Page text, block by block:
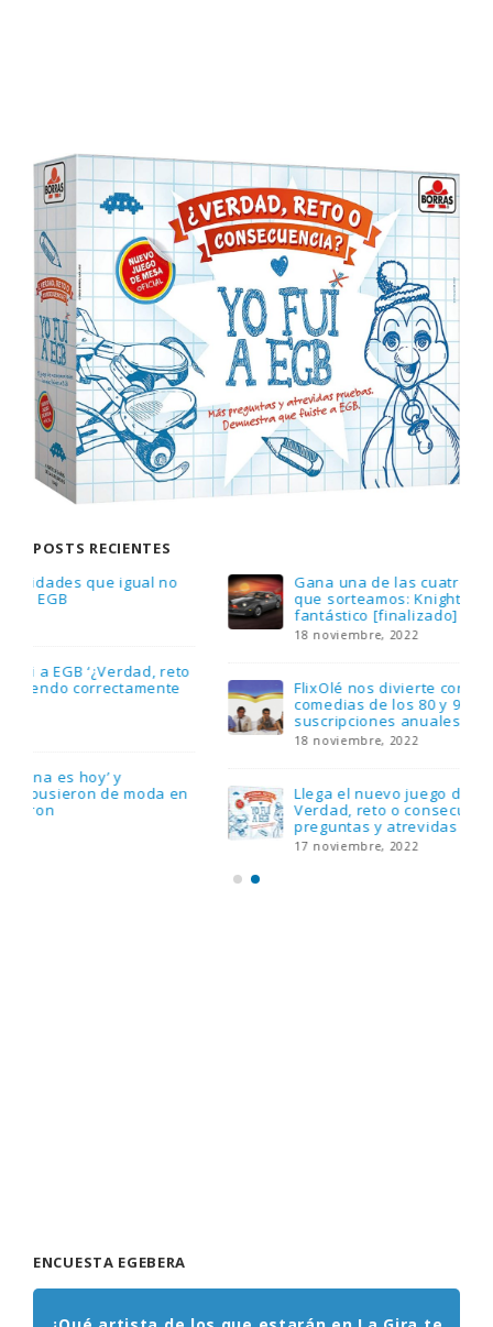
POSTS RECIENTES
Gana una de las cuatro unidades de PLAYMOBIL
que sorteamos: Knight Rider – El coche
fantástico [finalizado]
FlixOlé nos divierte con su colección de
comedias de los 80 y 90 y regalamos tres
suscripciones anuales
Llega el nuevo juego de mesa Yo Fui a EGB:
Verdad, reto o consecuencia, con más
preguntas y atrevidas pruebas